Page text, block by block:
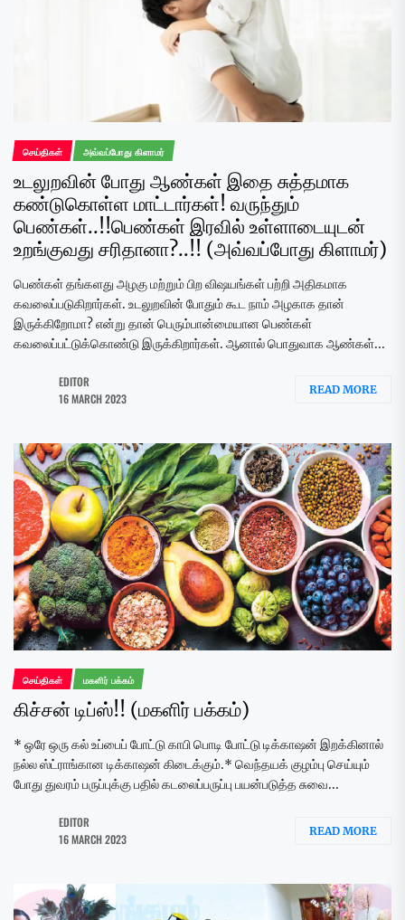
செய்திகள் அவ்வப்போது கிளாமர்
உடலுறவின் போது ஆண்கள் இதை சுத்தமாக
கண்டுகொள்ள மாட்டார்கள்! வருந்தும்
பெண்கள்..!!பெண்கள் இரவில் உள்ளாடையுடன்
உறங்குவது சரிதானா?..!! (அவ்வப்போது கிளாமர்)
பெண்கள் தங்களது அழகு மற்றும் பிற விஷயங்கள் பற்றி அதிகமாக
கவலைப்படுகிறார்கள். உடலுறவின் போதும் கூட நாம் அழகாக தான்
இருக்கிறோமா? என்று தான் பெரும்பான்மையான பெண்கள்
கவலைப்பட்டுக்கொண்டு இருக்கிறார்கள். ஆனால் பொதுவாக ஆண்கள்...
EDITOR
16 MARCH 2023
READ MORE
செய்திகள் மகளிர் பக்கம்
கிச்சன் டிப்ஸ்!! (மகளிர் பக்கம்)
* ஒரே ஒரு கல் உப்பைப் போட்டு காபி பொடி போட்டு டிக்காஷன் இறக்கினால்
நல்ல ஸ்ட்ராங்கான டிக்காஷன் கிடைக்கும்.* வெந்தயக் குழம்பு செய்யும்
போது துவரம் பருப்புக்கு பதில் கடலைப்பருப்பு பயன்படுத்த சுவை...
EDITOR
16 MARCH 2023
READ MORE